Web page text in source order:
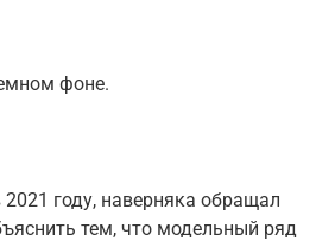
фоне.
году, наверняка обращал
тем, что модельный ряд